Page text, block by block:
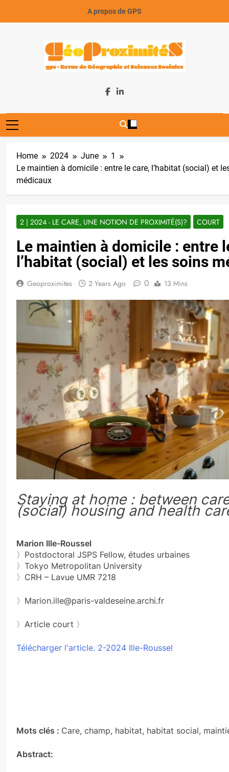
A propos de GPS
GeoProximiteS
Home 2024 June
1
Le maintien à domicile : entre le care, l’habitat (social) et
médicaux
2 | 2024 - LE CARE, UNE NOTION DE PROXIMITÉ(S)? COURT
Le maintien à domicile : entre
l’habitat (social) et les soins
Geoproximites 2 Years Ago 0 13 Mins
Staying at home : between
(social) housing and health
Marion Ille-Roussel
〉Postdoctoral JSPS Fellow, études urbaines
〉Tokyo Metropolitan University
〉CRH – Lavue UMR 7218
〉Marion.ille@paris-valdeseine.archi.fr
〉Article court 〉
Télécharger l'article. 2-2024 Ille-Roussel
Mots clés : Care, champ, habitat, habitat social,
Abstract: